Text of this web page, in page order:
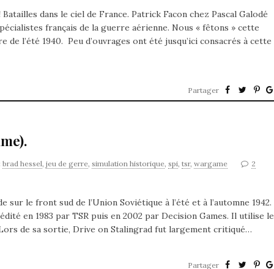
dans le ciel de France. Patrick Facon chez Pascal Galodé
français de la guerre aérienne. Nous « fêtons » cette
de l’été 1940. Peu d’ouvrages ont été jusqu’ici consacrés à cette
Partager
brad hessel, jeu de gerre, simulation historique, spi, tsr, wargame
2
sur le front sud de l’Union Soviétique à l’été et à l’automne 1942.
en 1983 par TSR puis en 2002 par Decision Games. Il utilise le
de sa sortie, Drive on Stalingrad fut largement critiqué…
Partager